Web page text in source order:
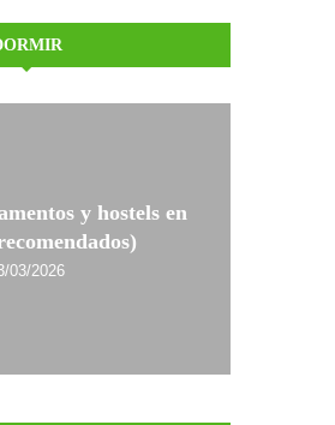
y hostels en
03/2026